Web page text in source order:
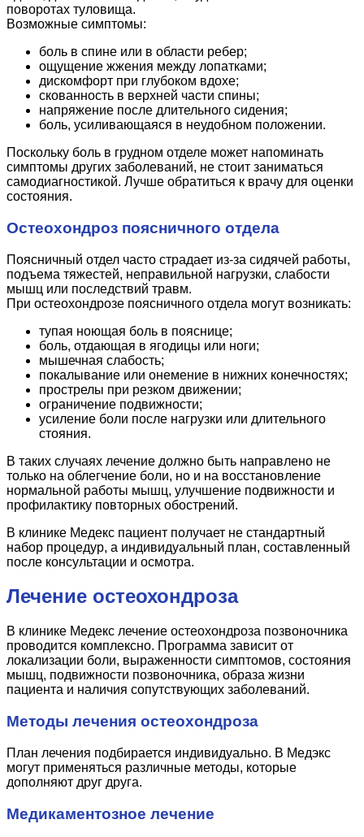
поворотах туловища.
Возможные симптомы:
боль в спине или в области ребер;
ощущение жжения между лопатками;
дискомфорт при глубоком вдохе;
скованность в верхней части спины;
напряжение после длительного сидения;
боль, усиливающаяся в неудобном положении.
Поскольку боль в грудном отделе может напоминать
симптомы других заболеваний, не стоит заниматься
самодиагностикой. Лучше обратиться к врачу для оценки
состояния.
Остеохондроз поясничного отдела
Поясничный отдел часто страдает из-за сидячей работы,
подъема тяжестей, неправильной нагрузки, слабости
мышц или последствий травм.
При остеохондрозе поясничного отдела могут возникать:
тупая ноющая боль в пояснице;
боль, отдающая в ягодицы или ноги;
мышечная слабость;
покалывание или онемение в нижних конечностях;
прострелы при резком движении;
ограничение подвижности;
усиление боли после нагрузки или длительного
стояния.
В таких случаях лечение должно быть направлено не
только на облегчение боли, но и на восстановление
нормальной работы мышц, улучшение подвижности и
профилактику повторных обострений.
В клинике Медекс пациент получает не стандартный
набор процедур, а индивидуальный план, составленный
после консультации и осмотра.
Лечение остеохондроза
В клинике Медекс лечение остеохондроза позвоночника
проводится комплексно. Программа зависит от
локализации боли, выраженности симптомов, состояния
мышц, подвижности позвоночника, образа жизни
пациента и наличия сопутствующих заболеваний.
Методы лечения остеохондроза
План лечения подбирается индивидуально. В Медэкс
могут применяться различные методы, которые
дополняют друг друга.
Медикаментозное лечение